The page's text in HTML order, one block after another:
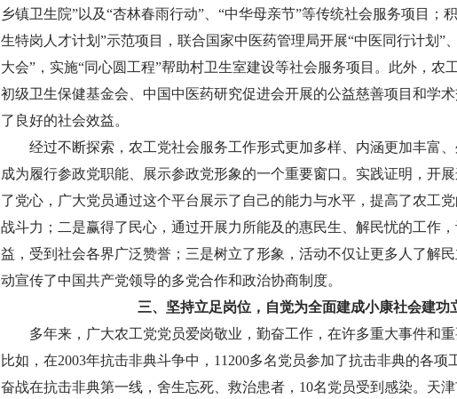
乡镇卫生院”以及“杏林春雨行动”、“中华母亲节”等传统社会服务项目；
生特岗人才计划”示范项目，联合国家中医药管理局开展“中医同行计划”
大会”，实施“同心圆工程”帮助村卫生室建设等社会服务项目。此外，农
初级卫生保健基金会、中国中医药研究促进会开展的公益慈善项目和学
了良好的社会效益。
经过不断探索，农工党社会服务工作形式更加多样、内涵更加丰富
成为履行参政党职能、展示参政党形象的一个重要窗口。实践证明，开
了党心，广大党员通过这个平台展示了自己的能力与水平，提高了农工党
战斗力；二是赢得了民心，通过开展力所能及的惠民生、解民忧的工作
益，受到社会各界广泛赞誉；三是树立了形象，活动不仅让更多人了解
动宣传了中国共产党领导的多党合作和政治协商制度。
三、坚持立足岗位，自觉为全面建成小康社会建功
多年来，广大农工党党员爱岗敬业，勤奋工作，在许多重大事件和重
比如，在2003年抗击非典斗争中， 11200多名党员参加了抗击非典的各项
奋战在抗击非典第一线，舍生忘死、救治患者， 10名党员受到感染。天